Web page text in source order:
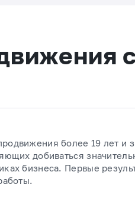
более 19 лет и
добиваться
бизнеса. Первые